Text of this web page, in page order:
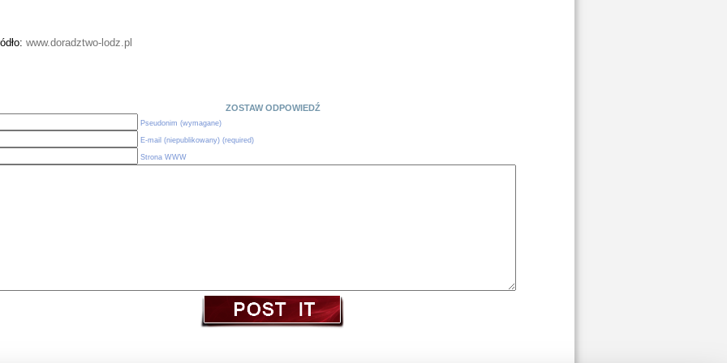
www.doradztwo-lodz.pl
ZOSTAW ODPOWIEDŹ
Pseudonim (wymagane)
E-mail (niepublikowany) (required)
Strona WWW